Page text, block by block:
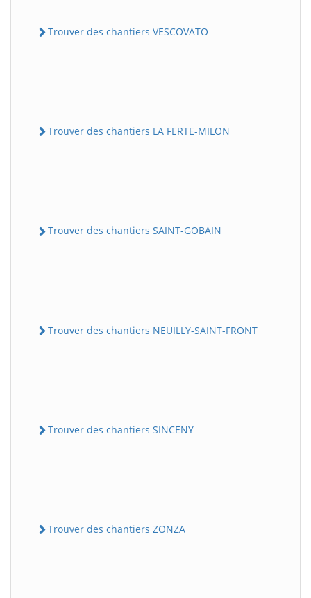
Trouver des chantiers VESCOVATO
Trouver des chantiers LA FERTE-MILON
Trouver des chantiers SAINT-GOBAIN
Trouver des chantiers NEUILLY-SAINT-FRONT
Trouver des chantiers SINCENY
Trouver des chantiers ZONZA